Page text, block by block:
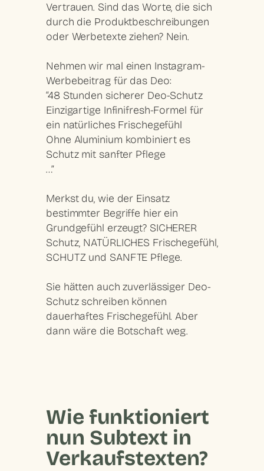
Vertrauen. Sind das Worte, die sich
durch die Produktbeschreibungen
oder Werbetexte ziehen? Nein.
Nehmen wir mal einen Instagram-
Werbebeitrag für das Deo:
“48 Stunden sicherer Deo-Schutz
Einzigartige Infinifresh-Formel für
ein natürliches Frischegefühl
Ohne Aluminium kombiniert es
Schutz mit sanfter Pflege
…”
Merkst du, wie der Einsatz
bestimmter Begriffe hier ein
Grundgefühl erzeugt? SICHERER
Schutz, NATÜRLICHES Frischegefühl,
SCHUTZ und SANFTE Pflege.
Sie hätten auch zuverlässiger Deo-
Schutz schreiben können
dauerhaftes Frischegefühl. Aber
dann wäre die Botschaft weg.
Wie funktioniert
nun Subtext in
Verkaufstexten?